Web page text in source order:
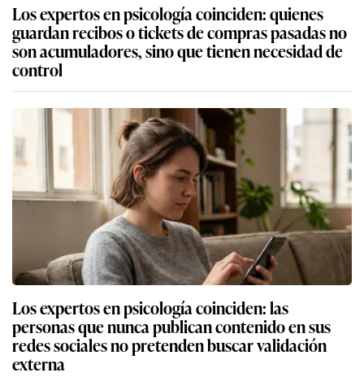
Los expertos en psicología coinciden: quienes
guardan recibos o tickets de compras pasadas no
son acumuladores, sino que tienen necesidad de
control
Los expertos en psicología coinciden: las
personas que nunca publican contenido en sus
redes sociales no pretenden buscar validación
externa